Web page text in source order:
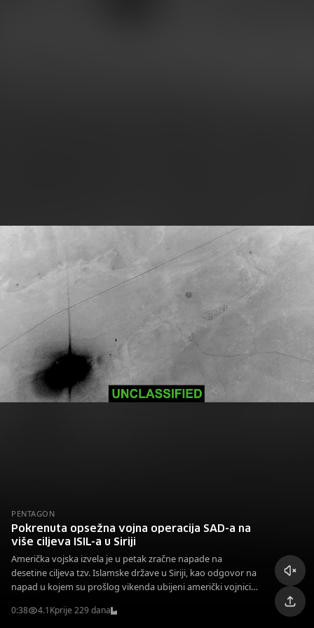
PENTAGON
Pokrenuta opsežna vojna operacija SAD-a na
više ciljeva ISIL-a u Siriji
Američka vojska izvela je u petak zračne napade na
desetine ciljeva tzv. Islamske države u Siriji, kao odgovor na
napad u kojem su prošlog vikenda ubijeni američki vojnici,
0:38 4.1Kprije 229 dana